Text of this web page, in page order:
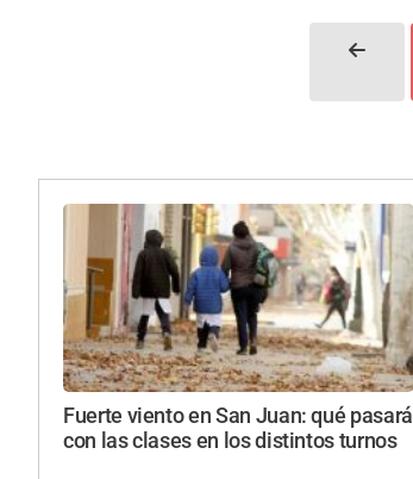
Fuerte viento en San Juan: qué pasará
con las clases en los distintos turnos